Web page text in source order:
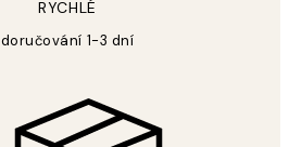
RYCHLÉ
doručování 1-3 dní